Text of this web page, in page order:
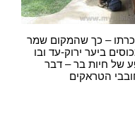
– כך שהמקום שמר
– 95% מהאזור מכוסים ביער ירוק-עד ובו
של חיות בר – דבר
הטראקים